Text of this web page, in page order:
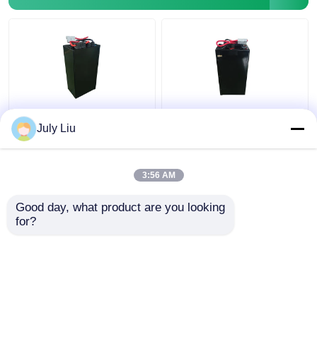
Lityum Elektrikli
Yükleyici Batarya
48V Lityum Endüstriyel
Forklift 15kg
July Liu
3:56 AM
Good day, what product are you looking
for?